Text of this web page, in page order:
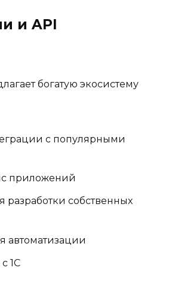
и API
богатую экосистему
с популярными
приложений
разработки собственных
автоматизации
1С